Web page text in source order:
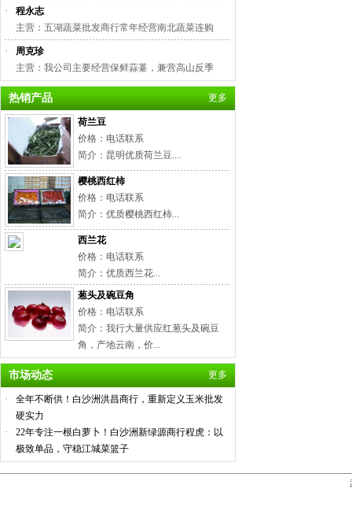
·
程永志
主营：五湖蔬菜批发商行常年经营南北蔬菜连购
·
周克珍
主营：我公司主要经营保鲜蒜薹，兼营高山反季
热销产品 更多
荷兰豆
价格：电话联系
简介：昆明优质荷兰豆....
樱桃西红柿
价格：电话联系
简介：优质樱桃西红柿...
西兰花
价格：电话联系
简介：优质西兰花...
葱头及碗豆角
价格：电话联系
简介：我行大量供应红葱头及碗豆
角，产地云南，价...
市场动态 更多
·
全年不断供！白沙洲洪昌商行，重新定义玉米批发
硬实力
·
22年专注一根白萝卜！白沙洲新绿源商行程虎：以
极致单品，守稳江城菜篮子